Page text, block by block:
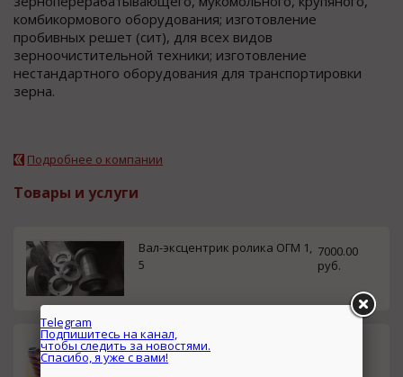
комбикормового оборудования; изготовление
пробивных решет (сит), для всех видов
зерноочистительной техники; изготовление
нестандартного оборудования для транспортировки
зерна.
Подробнее о компании
Товары и услуги
Вал-эксцентрик ролика ОГМ 1,
5
7000.00
руб.
Регуляторы ролика разводки
ролика ОГМ 1.5